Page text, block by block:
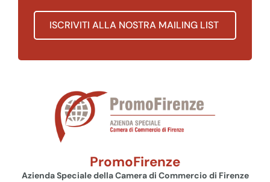
ISCRIVITI ALLA NOSTRA MAILING LIST
PromoFirenze
Azienda Speciale della Camera di Commercio di Firenze